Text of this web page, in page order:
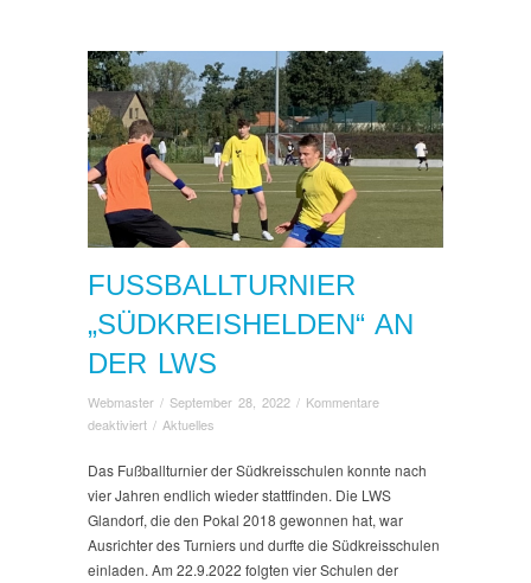
FUSSBALLTURNIER „
SÜDKREISHELDEN“ AN D
ER LWS
Webmaster / September 28, 2022 / Kommentare
deaktiviertfür
„Südkreishelden“
an
der
LWS
/ Aktuelles
Das Fußballturnier der Südkreisschulen konnte nach
vier Jahren endlich wieder stattfinden. Die LWS
Glandorf, die den Pokal 2018 gewonnen hat, war
Ausrichter des Turniers und durfte die Südkreisschulen
einladen. Am 22.9.2022 folgten vier Schulen der